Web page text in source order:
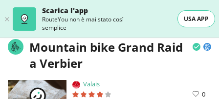
Scarica l'app
RouteYou non è mai stato così
semplice
USA APP
Mountain bike Grand Raid
a Verbier
Valais
0